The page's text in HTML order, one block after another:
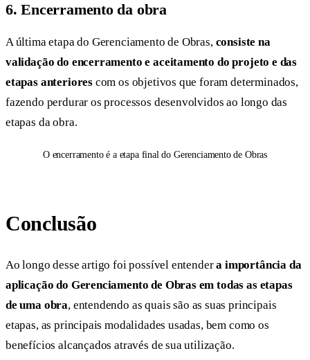
6.Encerramento da obra
A última etapa do Gerenciamento de Obras, consiste na
validação do encerramento e aceitamento do projeto e das
etapas anteriores com os objetivos que foram determinados,
fazendo perdurar os processos desenvolvidos ao longo das
etapas da obra.
O encerramento é a etapa final do Gerenciamento de Obras
Conclusão
Ao longo desse artigo foi possível entendera importância da
aplicação do Gerenciamento de Obras em todas as etapas
de uma obra, entendendo as quais são as suas principais
etapas, as principais modalidades usadas, bem como os
benefícios alcançados através de sua utilização.